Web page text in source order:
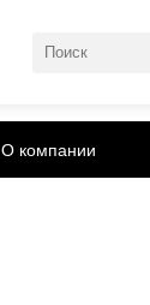
О компании